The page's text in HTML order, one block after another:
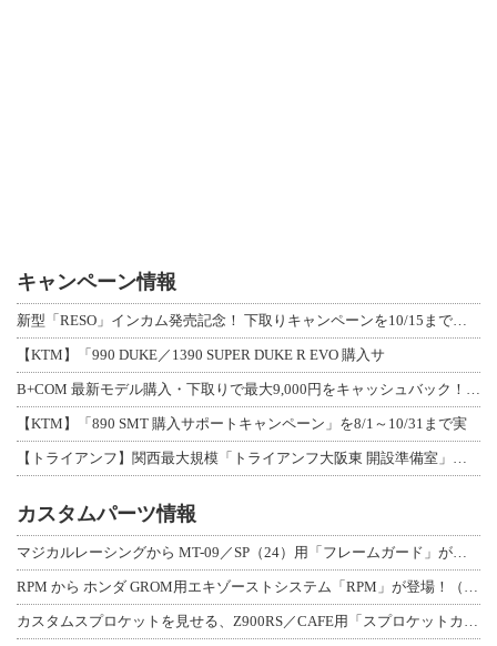
キャンペーン情報
新型「RESO」インカム発売記念！ 下取りキャンペーンを10/15まで延長して開
【KTM】「990 DUKE／1390 SUPER DUKE R EVO 購入サ
B+COM 最新モデル購入・下取りで最大9,000円をキャッシュバック！「B+F
【KTM】「890 SMT 購入サポートキャンペーン」を8/1～10/31まで実
【トライアンフ】関西最大規模「トライアンフ大阪東 開設準備室」がオープン！ 限定
カスタムパーツ情報
マジカルレーシングから MT-09／SP（24）用「フレームガード」が登場！
RPM から ホンダ GROM用エキゾーストシステム「RPM」が登場！（動画あり
カスタムスプロケットを見せる、Z900RS／CAFE用「スプロケットカバーフルキ